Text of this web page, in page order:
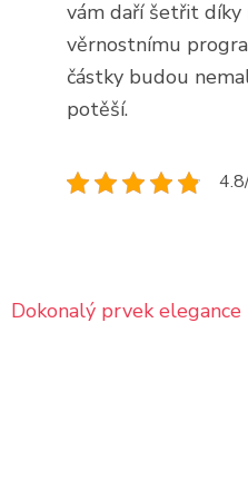
vám daří šetřit díky
věrnostnímu
částky budou
potěší.
Navigace
Dokonalý prvek elegance